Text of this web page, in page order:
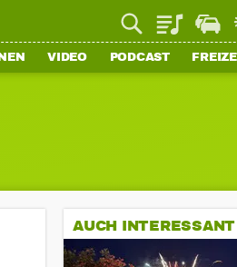
Playlist
VIDEO PODCAST
AUCH INTERESSANT